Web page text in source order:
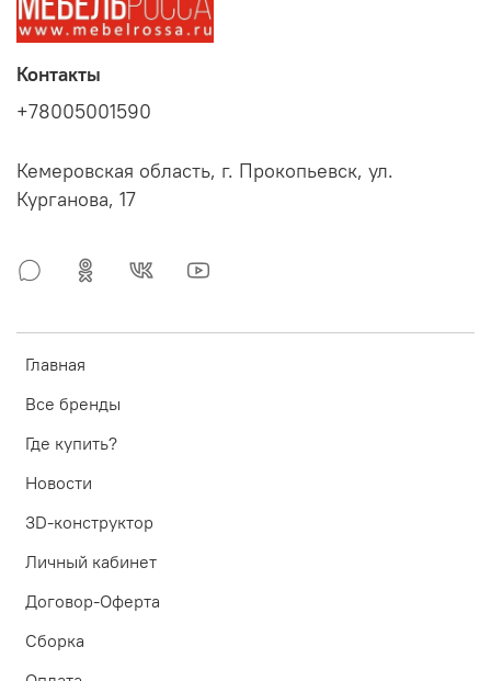
Главная
Все бренды
Где купить?
Новости
3D-конструктор
Личный кабинет
Договор-Оферта
Сборка
Контакты
+78005001590
Кемеровская область, г. Прокопьевск, ул.
Курганова, 17